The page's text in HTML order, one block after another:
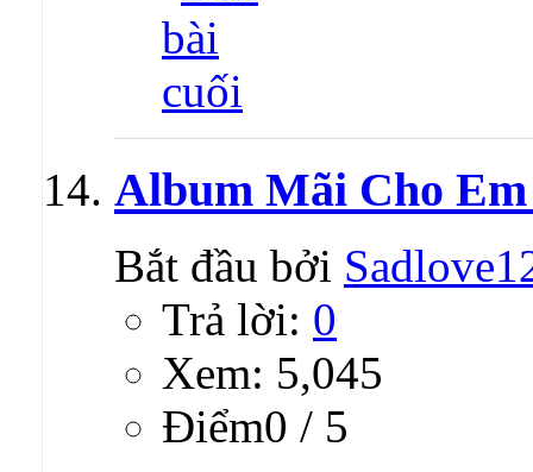
Album Mãi Cho
Bắt đầu bởi
Trả lời: 0
Xem: 5,045
Ðiểm0 / 5